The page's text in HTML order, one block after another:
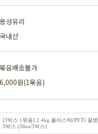
용성유리
국내산
묶음배송불가
6,000원(1묶음)
[3박스 1묶음] 2.4kg 플라스틱(PET) 꿀병
3박스 (36ea/3박스)